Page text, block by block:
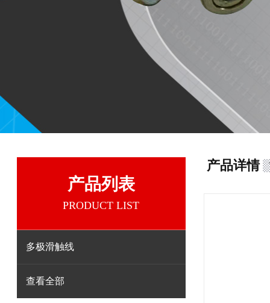
产品列表
PRODUCT LIST
多极滑触线
查看全部
产品详情